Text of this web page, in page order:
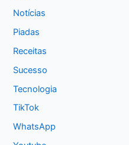
Notícias
Piadas
Receitas
Sucesso
Tecnologia
TikTok
WhatsApp